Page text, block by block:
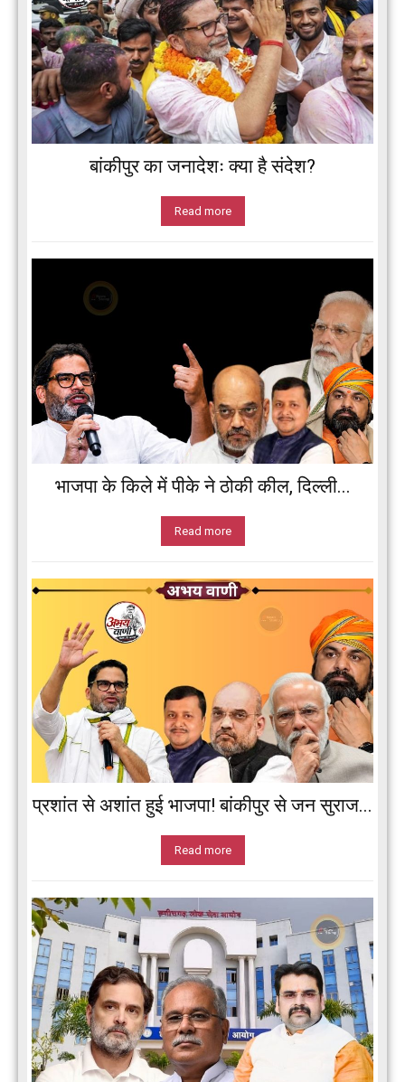
बांकीपुर का जनादेशः क्या है संदेश?
Read more
भाजपा के किले में पीके ने ठोकी कील, दिल्ली...
Read more
प्रशांत से अशांत हुई भाजपा! बांकीपुर से जन सुराज...
Read more